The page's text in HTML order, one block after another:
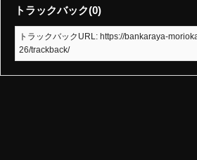
トラックバック(0)
トラックバックURL: https://bankaraya-
26/trackback/